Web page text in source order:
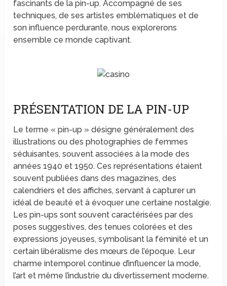
fascinants de la pin-up. Accompagné de ses
techniques, de ses artistes emblématiques et de
son influence perdurante, nous explorerons
ensemble ce monde captivant.
PRÉSENTATION DE LA PIN-UP
Le terme « pin-up » désigne généralement des
illustrations ou des photographies de femmes
séduisantes, souvent associées à la mode des
années 1940 et 1950. Ces représentations étaient
souvent publiées dans des magazines, des
calendriers et des affiches, servant à capturer un
idéal de beauté et à évoquer une certaine nostalgie.
Les pin-ups sont souvent caractérisées par des
poses suggestives, des tenues colorées et des
expressions joyeuses, symbolisant la féminité et un
certain libéralisme des mœurs de l’époque. Leur
charme intemporel continue d’influencer la mode,
l’art et même l’industrie du divertissement moderne.